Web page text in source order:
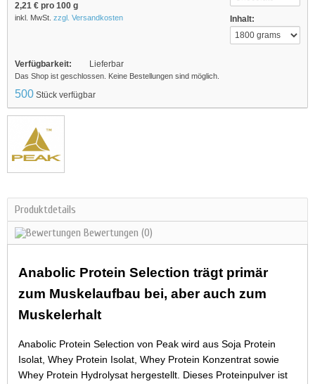
Inhalt:
2,21 € pro 100 g
inkl. MwSt. zzgl. Versandkosten
Verfügbarkeit: Lieferbar
Das Shop ist geschlossen. Keine Bestellungen sind möglich.
500 Stück verfügbar
Produktdetails
Bewertungen (0)
Anabolic Protein Selection trägt primär
zum Muskelaufbau bei, aber auch zum
Muskelerhalt
Anabolic Protein Selection von Peak wird aus Soja Protein
Isolat, Whey Protein Isolat, Whey Protein Konzentrat sowie
Whey Protein Hydrolysat hergestellt. Dieses Proteinpulver ist